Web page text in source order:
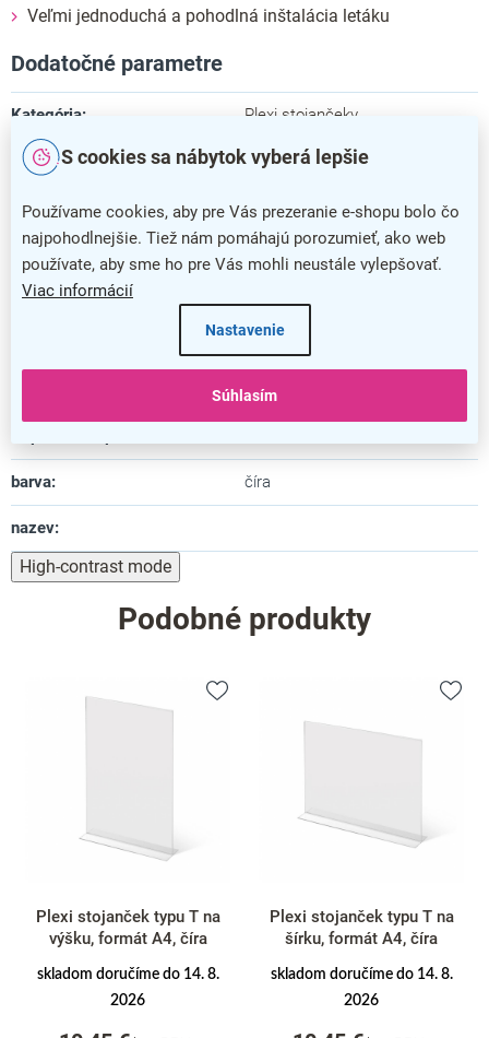
S cookies sa nábytok vyberá lepšie
Používame cookies, aby pre Vás prezeranie e-shopu bolo čo
najpohodlnejšie. Tiež nám pomáhajú porozumieť, ako web
používate, aby sme ho pre Vás mohli neustále vylepšovať.
Viac informácií
Nastavenie
Súhlasím
Veľmi jednoduchá a pohodlná inštalácia letáku
Dodatočné parametre
Kategória: Plexi stojančeky
Farba číra
Záruka: 5 rokov
Dĺžka 5,5 cm
Šírka:
plast
barva: číra
nazev:
High-contrast mode
Podobné produkty
Plexi stojanček typu T na
výšku, formát A4, číra
skladom doručíme do 14. 8.
2026
Plexi stojanček typu T na
šírku, formát A4, číra
skladom doručíme do 14. 8.
2026